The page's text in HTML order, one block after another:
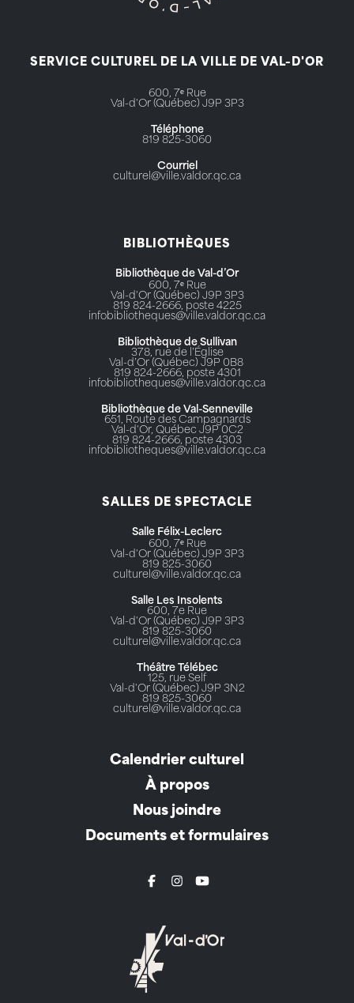
SERVICE CULTUREL DE LA VILLE DE VAL-D'OR
600, 7ᵉ Rue
Val-d'Or (Québec) J9P 3P3
Téléphone
819 825-3060
Courriel
culturel@ville.valdor.qc.ca
BIBLIOTHÈQUES
Bibliothèque de Val-d’Or
600, 7ᵉ Rue
Val-d'Or (Québec) J9P 3P3
819 824-2666, poste 4225
infobibliotheques@ville.valdor.qc.ca
Bibliothèque de Sullivan
378, rue de l’Église
Val-d’Or (Québec) J9P 0B8
819 824-2666, poste 4301
infobibliotheques@ville.valdor.qc.ca
Bibliothèque de Val-Senneville
651, Route des Campagnards
Val-d'Or, Québec J9P 0C2
819 824-2666, poste 4303
infobibliotheques@ville.valdor.qc.ca
SALLES DE SPECTACLE
Salle Félix-Leclerc
600, 7ᵉ Rue
Val-d'Or (Québec) J9P 3P3
819 825-3060
culturel@ville.valdor.qc.ca
Salle Les Insolents
600, 7e Rue
Val-d'Or (Québec) J9P 3P3
819 825-3060
culturel@ville.valdor.qc.ca
Théâtre Télébec
125, rue Self
Val-d'Or (Québec) J9P 3N2
819 825-3060
culturel@ville.valdor.qc.ca
Calendrier culturel
À propos
Nous joindre
Documents et formulaires